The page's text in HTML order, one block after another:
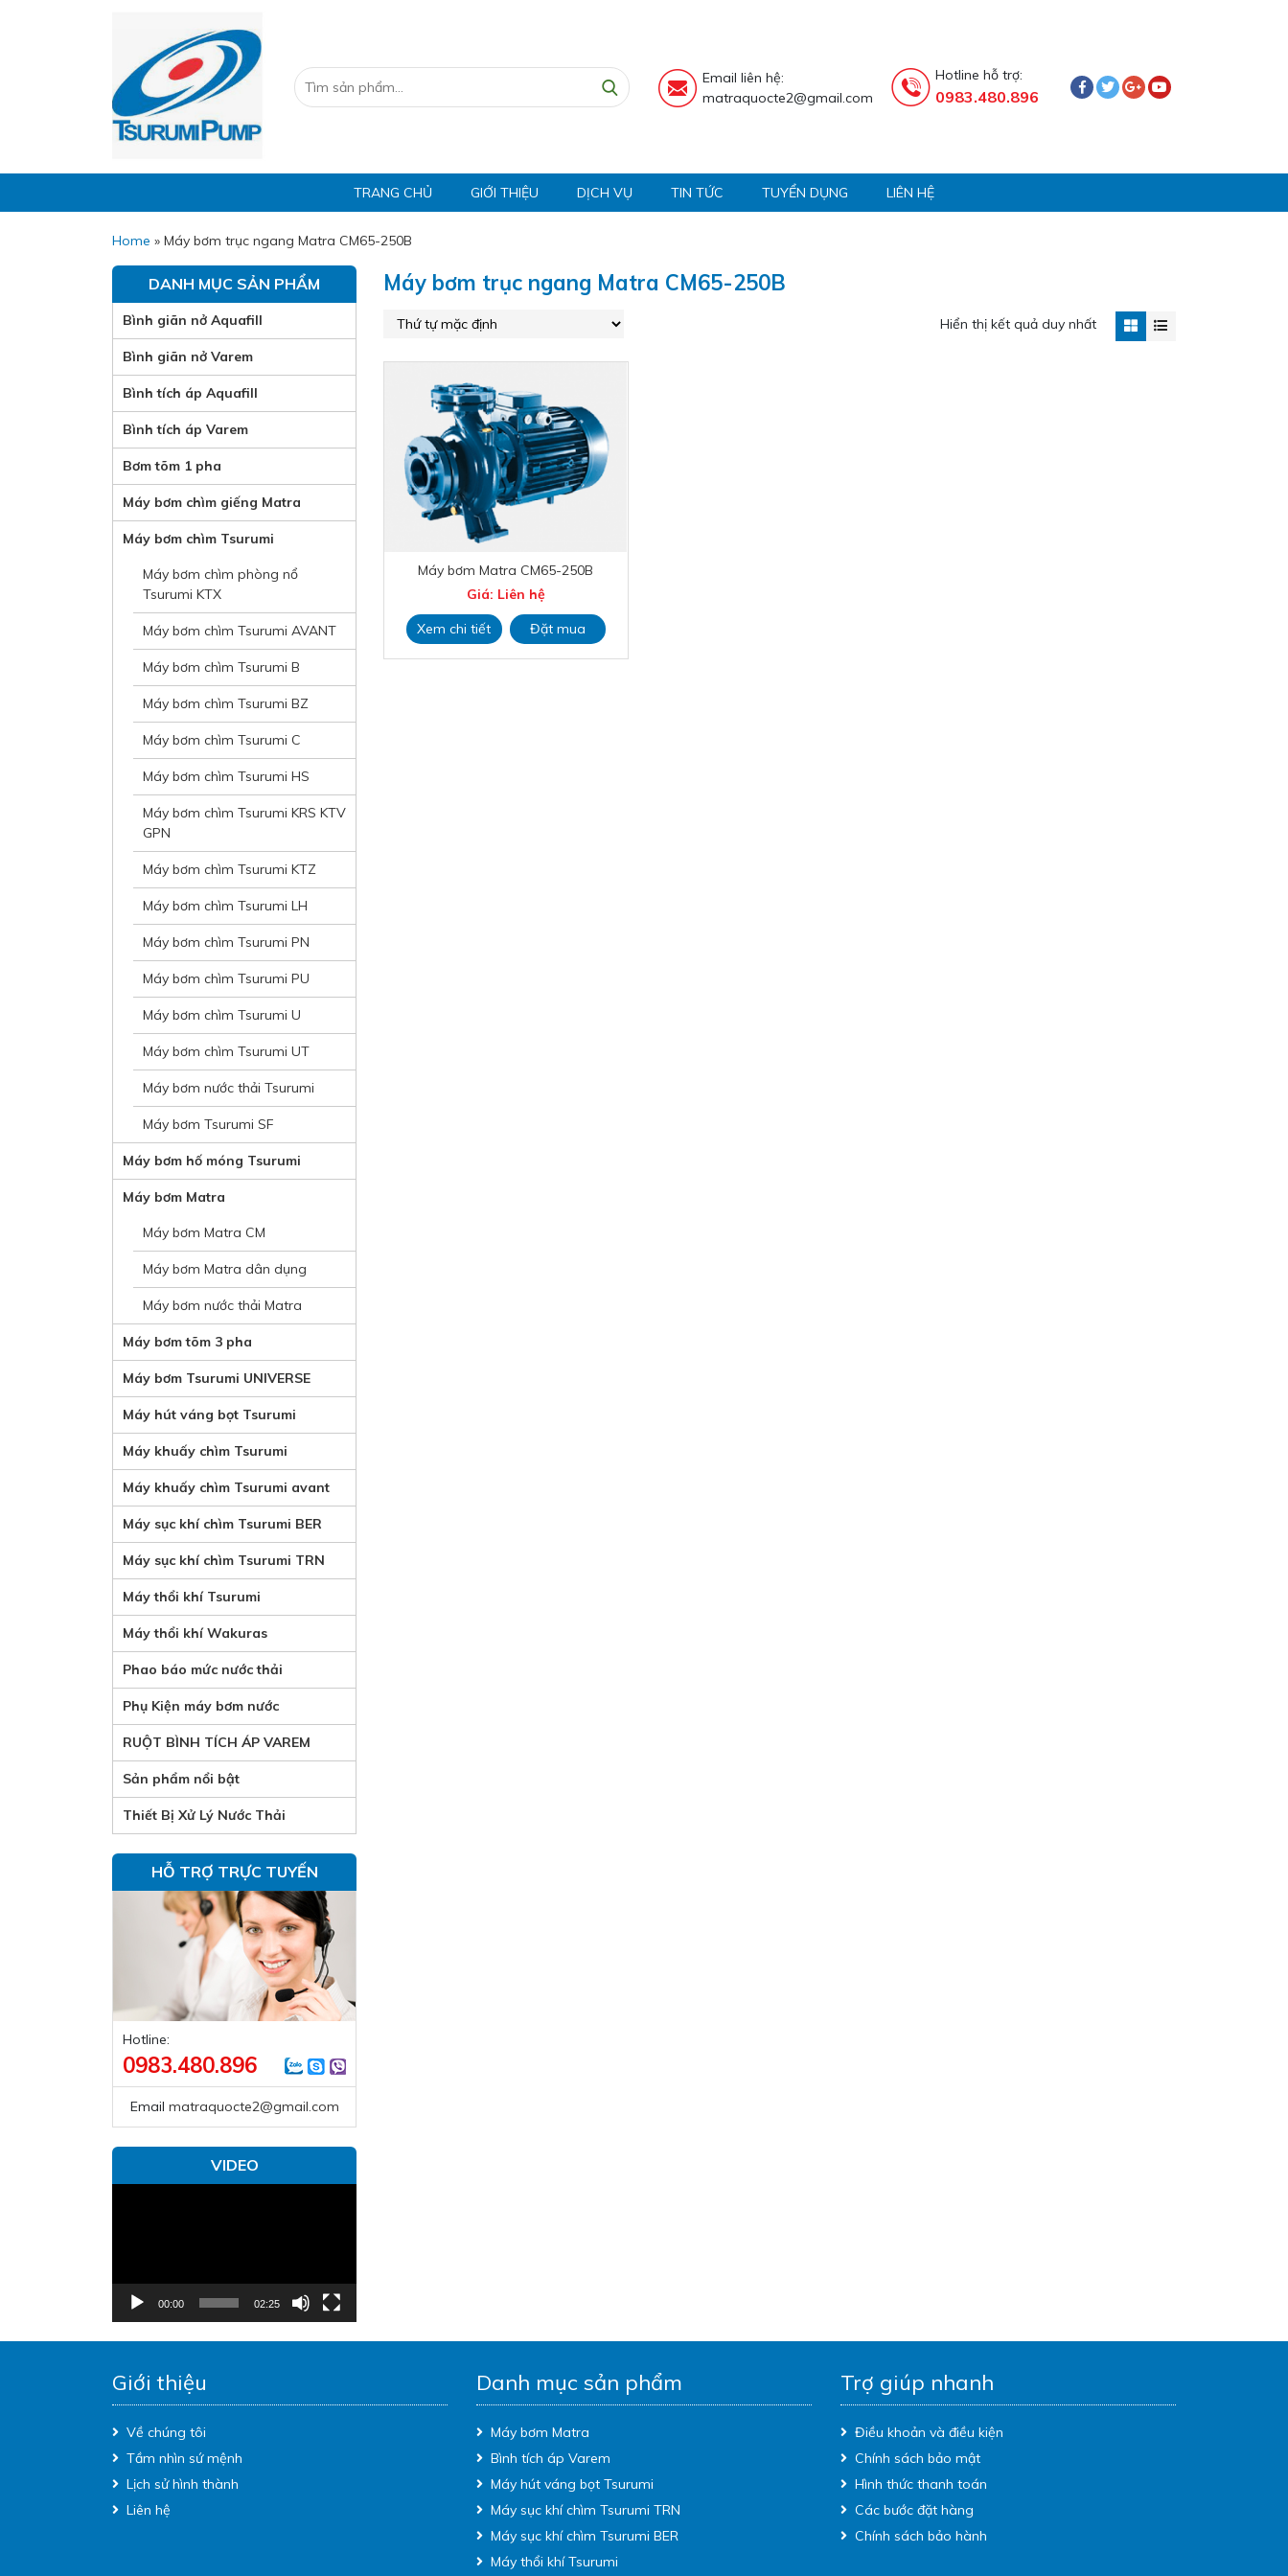
Email liên hệ:
matraquocte2@gmail.com
Hotline hỗ trợ:
0983.480.896
TRANG CHỦ GIỚI THIỆU DỊCH VỤ TIN TỨC TUYỂN DỤNG LIÊN HỆ
Home » Máy bơm trục ngang Matra CM65-250B
Máy bơm trục ngang Matra CM65-250B
Hiển thị kết quả duy nhất
Máy bơm Matra CM65-250B
Giá: Liên hệ
Xem chi tiết
Đặt mua
DANH MỤC SẢN PHẨM
Bình giãn nở Aquafill
Bình giãn nở Varem
Bình tích áp Aquafill
Bình tích áp Varem
Bơm tõm 1 pha
Máy bơm chìm giếng Matra
Máy bơm chìm Tsurumi
Máy bơm chìm phòng nổ
Tsurumi KTX
Máy bơm chìm Tsurumi AVANT
Máy bơm chìm Tsurumi B
Máy bơm chìm Tsurumi BZ
Máy bơm chìm Tsurumi C
Máy bơm chìm Tsurumi HS
Máy bơm chìm Tsurumi KRS KTV
GPN
Máy bơm chìm Tsurumi KTZ
Máy bơm chìm Tsurumi LH
Máy bơm chìm Tsurumi PN
Máy bơm chìm Tsurumi PU
Máy bơm chìm Tsurumi U
Máy bơm chìm Tsurumi UT
Máy bơm nước thải Tsurumi
Máy bơm Tsurumi SF
Máy bơm hố móng Tsurumi
Máy bơm Matra
Máy bơm Matra CM
Máy bơm Matra dân dụng
Máy bơm nước thải Matra
Máy bơm tõm 3 pha
Máy bơm Tsurumi UNIVERSE
Máy hút váng bọt Tsurumi
Máy khuấy chìm Tsurumi
Máy khuấy chìm Tsurumi avant
Máy sục khí chìm Tsurumi BER
Máy sục khí chìm Tsurumi TRN
Máy thổi khí Tsurumi
Máy thổi khí Wakuras
Phao báo mức nước thải
Phụ Kiện máy bơm nước
RUỘT BÌNH TÍCH ÁP VAREM
Sản phẩm nổi bật
Thiết Bị Xử Lý Nước Thải
HỖ TRỢ TRỰC TUYẾN
Hotline:
0983.480.896
Email matraquocte2@gmail.com
VIDEO
00:00 02:25
Giới thiệu
Về chúng tôi
Tầm nhìn sứ mệnh
Lịch sử hình thành
Liên hệ
Danh mục sản phẩm
Máy bơm Matra
Bình tích áp Varem
Máy hút váng bọt Tsurumi
Máy sục khí chìm Tsurumi TRN
Máy sục khí chìm Tsurumi BER
Máy thổi khí Tsurumi
Trợ giúp nhanh
Điều khoản và điều kiện
Chính sách bảo mật
Hình thức thanh toán
Các bước đặt hàng
Chính sách bảo hành